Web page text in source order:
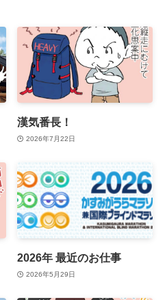
漢気番長！
2026年7月22日
2026年 最近のお仕事
2026年5月29日